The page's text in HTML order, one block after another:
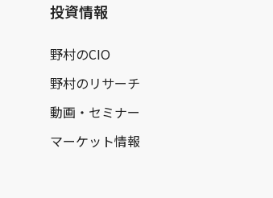
投資情報
野村のCIO
野村のリサーチ
動画・セミナー
マーケット情報